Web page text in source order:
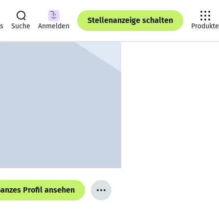
Suche Anmelden
Stellenanzeige schalten
Produkte
Profil ansehen